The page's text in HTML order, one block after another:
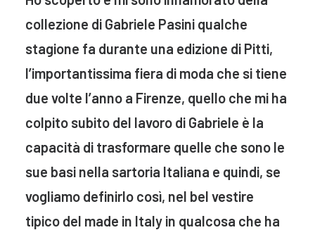
collezione di Gabriele Pasini qualche
stagione fa durante una edizione di Pitti,
l’importantissima fiera di moda che si tiene
due volte l’anno a Firenze, quello che mi ha
colpito subito del lavoro di Gabriele è la
capacità di trasformare quelle che sono le
sue basi nella sartoria Italiana e quindi, se
vogliamo definirlo così, nel bel vestire
tipico del made in Italy in qualcosa che ha